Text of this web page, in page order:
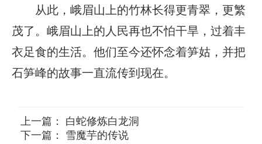
从此，峨眉山上的竹林长得更青翠，更繁
茂了。峨眉山上的人民再也不怕干旱，过着丰
衣足食的生活。他们至今还怀念着笋姑，并把
石笋峰的故事一直流传到现在。
上一篇： 白蛇修炼白龙洞
下一篇： 雪魔芋的传说